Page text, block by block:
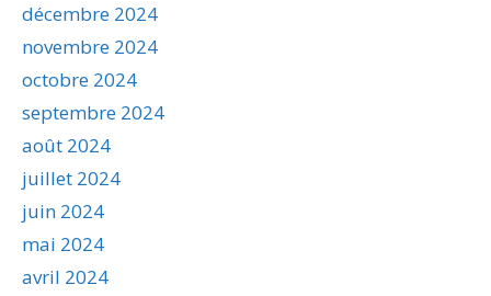
décembre 2024
novembre 2024
octobre 2024
septembre 2024
août 2024
juillet 2024
juin 2024
mai 2024
avril 2024